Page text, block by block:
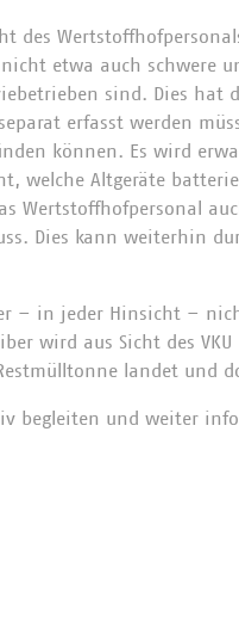
des
etwa auch schwere
sind. Dies hat
erfasst werden
können. Es wird
welche Altgeräte
Wertstoffhofpersonal
Dies kann weiterhin
– in jeder Hinsicht –
wird aus Sicht des
landet und
begleiten und weiter